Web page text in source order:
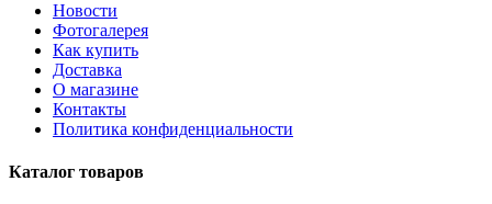
Новости
Фотогалерея
Как купить
Доставка
О магазине
Контакты
Политика конфиденциальности
Каталог товаров